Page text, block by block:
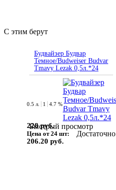
С этим берут
Будвайзер Будвар
Темное/Budweiser Budvar
Tmavy Lezak 0,5л.*24
Быстрый просмотр
0.5 л. 1 4.7 %
228 руб.
Цена от 24 шт:
206.20 руб.
Достаточно